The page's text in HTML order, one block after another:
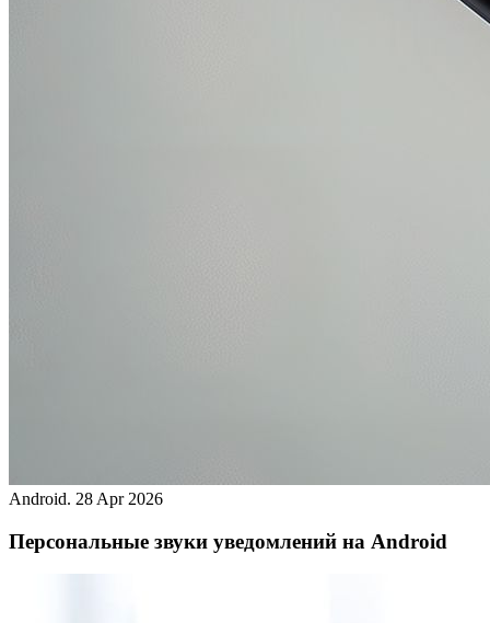
Android. 28 Apr 2026
Персональные звуки уведомлений на Android